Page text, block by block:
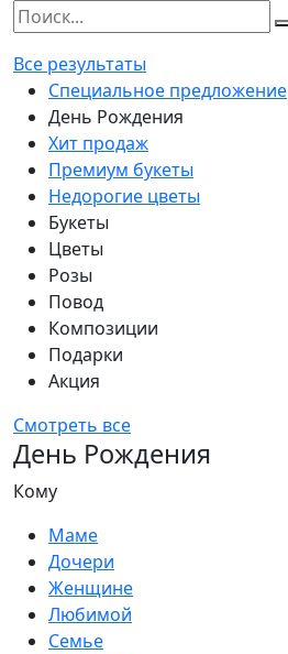
Все результаты
Специальное предложение
День Рождения
Хит продаж
Премиум букеты
Недорогие цветы
Букеты
Цветы
Розы
Повод
Композиции
Подарки
Акция
Смотреть все
День Рождения
Кому
Маме
Дочери
Женщине
Любимой
Семье